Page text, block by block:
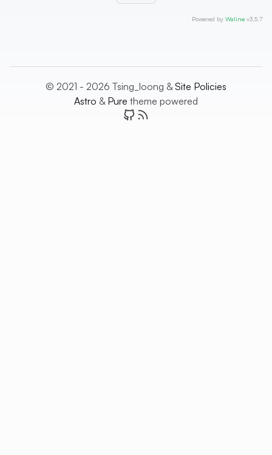
Powered by Waline v3.5.7
© 2021 - 2026 Tsing_loong & Site Policies
Astro & Pure theme powered